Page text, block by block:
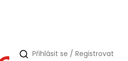
Přihlásit se / Registrovat